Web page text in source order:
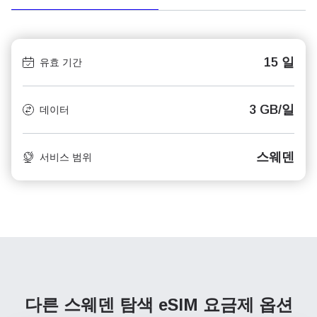
유효 기간 15 일
데이터 3 GB/일
서비스 범위 스웨덴
다른 스웨덴 탐색 eSIM 요금제 옵션